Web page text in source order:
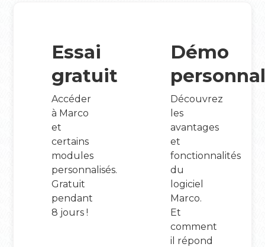
Essai
gratuit
Accéder
à Marco
et
certains
modules
personnalisés.
Gratuit
pendant
8 jours !
Démo
Découvrez
les
avantages
et
fonctionnalités
du
logiciel
Marco.
Et
comment
il répond